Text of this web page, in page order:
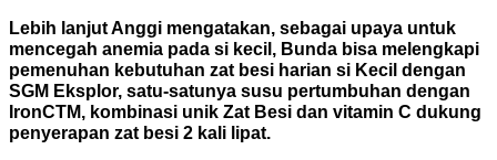
Lebih lanjut Anggi mengatakan, sebagai upaya untuk
mencegah anemia pada si kecil, Bunda bisa melengkapi
pemenuhan kebutuhan zat besi harian si Kecil dengan
SGM Eksplor, satu-satunya susu pertumbuhan dengan
IronCTM, kombinasi unik Zat Besi dan vitamin C dukung
penyerapan zat besi 2 kali lipat.